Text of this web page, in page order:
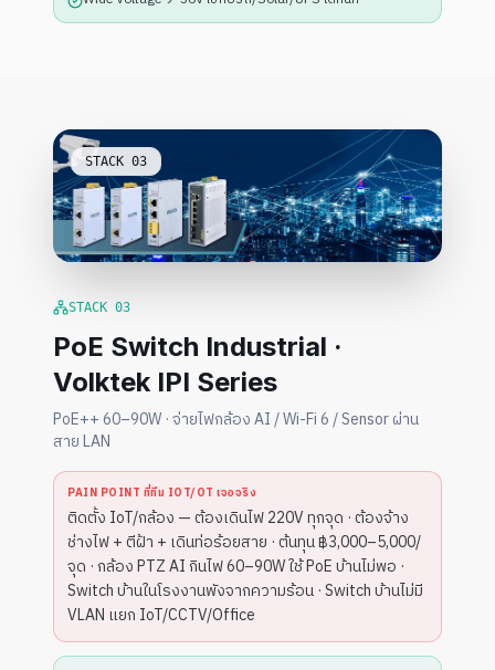
STACK 03
STACK 03
PoE Switch Industrial ·
Volktek IPI Series
PoE++ 60–90W · จ่ายไฟกล้อง AI / Wi-Fi 6 / Sensor ผ่าน
สาย LAN
PAIN POINT ที่ทีม IOT/OT เจอจริง
ติดตั้ง IoT/กล้อง — ต้องเดินไฟ 220V ทุกจุด · ต้องจ้าง
ช่างไฟ + ตีฝ้า + เดินท่อร้อยสาย · ต้นทุน ฿3,000–5,000/
จุด · กล้อง PTZ AI กินไฟ 60–90W ใช้ PoE บ้านไม่พอ ·
Switch บ้านในโรงงานพังจากความร้อน · Switch บ้านไม่มี
VLAN แยก IoT/CCTV/Office